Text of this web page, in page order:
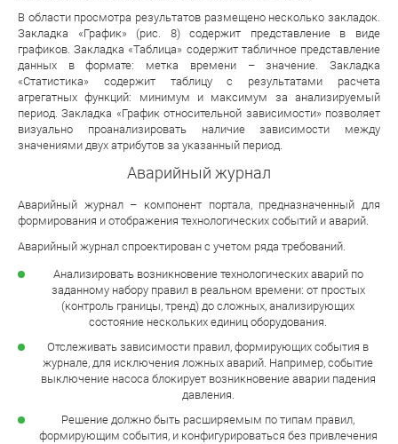
В области просмотра результатов размещено несколько закладок.
Закладка «График» (рис. 8) содержит представление в виде
графиков. Закладка «Таблица» содержит табличное представление
данных в формате: метка времени – значение. Закладка
«Статистика» содержит таблицу с результатами расчета
агрегатных функций: минимум и максимум за анализируемый
период. Закладка «График относительной зависимости» позволяет
визуально проанализировать наличие зависимости между
значениями двух атрибутов за указанный период.
Аварийный журнал
Аварийный журнал – компонент портала, предназначенный для
формирования и отображения технологических событий и аварий.
Аварийный журнал спроектирован с учетом ряда требований.
Анализировать возникновение технологических аварий по
заданному набору правил в реальном времени: от простых
(контроль границы, тренд) до сложных, анализирующих
состояние нескольких единиц оборудования.
Отслеживать зависимости правил, формирующих события в
журнале, для исключения ложных аварий. Например, событие
выключение насоса блокирует возникновение аварии падения
давления.
Решение должно быть расширяемым по типам правил,
формирующим события, и конфигурироваться без привлечения